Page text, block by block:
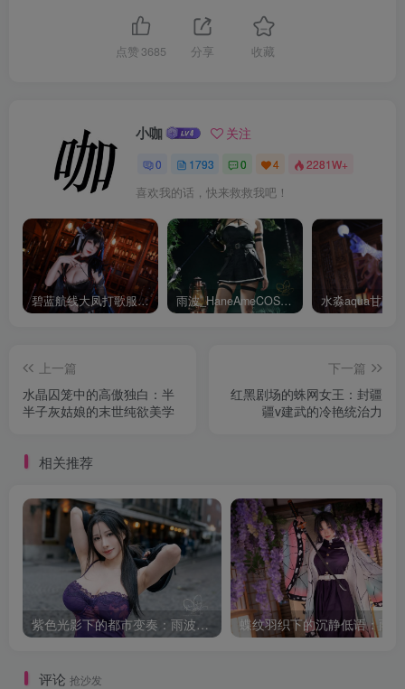
点赞 3685 分享 收藏
小咖 关注
0 1793 0 4 2281W+
喜欢我的话，快来救救我吧！
碧蓝航线大凤打歌服有多甜？看看水淼aquaCOS版本就知道 雨波_HaneAmeCOS：演绎尤贝尔的美丽与死亡的微笑
上一篇
水晶囚笼中的高傲独白：半
半子灰姑娘的末世纯欲美学
下一篇
红黑剧场的蛛网女王：封疆
疆v建武的冷艳统治力
相关推荐
紫色光影下的都市变奏：雨波_HaneAme韩风小妈的街拍叙事
评论 抢沙发